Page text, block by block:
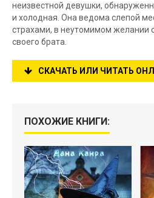
неизвестной девушки,
и холодная. Она ведома слепой
страхами, в неутомимом желании
своего брата.
СКАЧАТЬ ИЛИ ЧИТАТЬ
ПОХОЖИЕ КНИГИ: